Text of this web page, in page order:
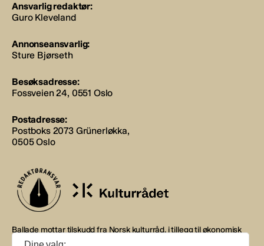
Ansvarlig redaktør:
Guro Kleveland
Annonseansvarlig:
Sture Bjørseth
Besøksadresse:
Fossveien 24, 0551 Oslo
Postadresse:
Postboks 2073 Grünerløkka,
0505 Oslo
Ballade mottar tilskudd fra Norsk kulturråd, i tillegg til økonomisk
støtte fra eierne NOPA, Norsk komponistforening og